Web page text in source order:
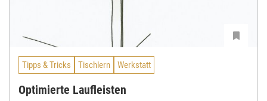
Tipps & Tricks Tischlern Werkstatt
Optimierte Laufleisten